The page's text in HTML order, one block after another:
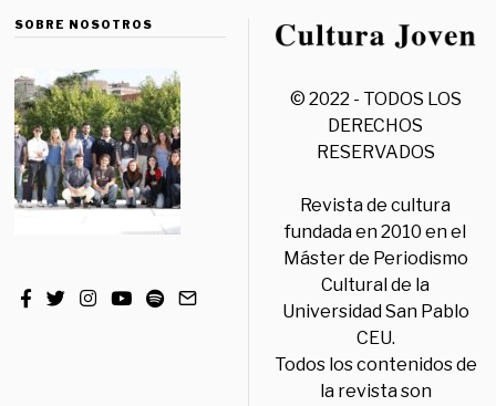
SOBRE NOSOTROS
© 2022 - TODOS LOS
DERECHOS
RESERVADOS
Revista de cultura
fundada en 2010 en el
Máster de Periodismo
Cultural de la
Universidad San Pablo
CEU.
Todos los contenidos de
la revista son